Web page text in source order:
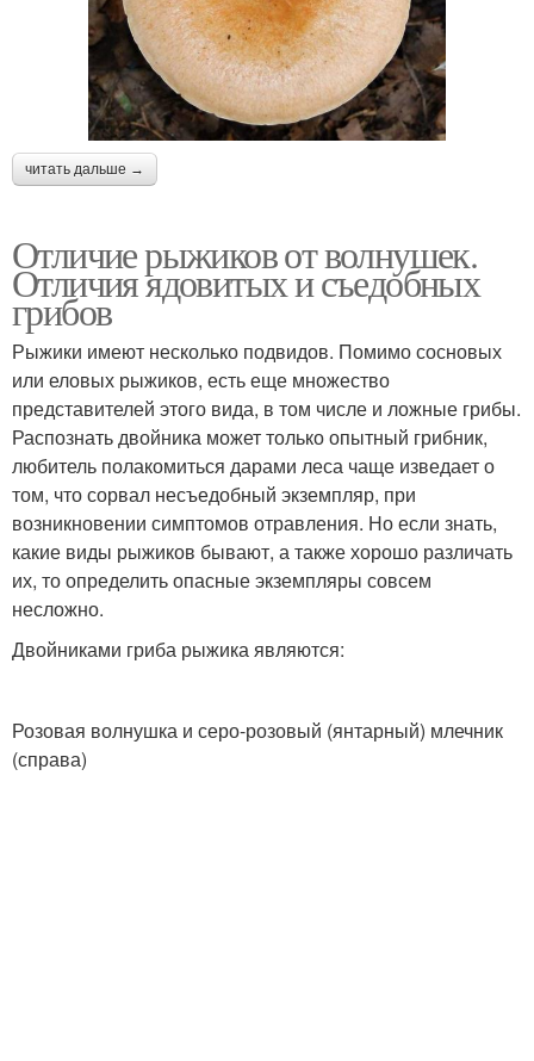
читать дальше →
Отличие рыжиков от волнушек.
Отличия ядовитых и съедобных
грибов
Рыжики имеют несколько подвидов. Помимо сосновых
или еловых рыжиков, есть еще множество
представителей этого вида, в том числе и ложные грибы.
Распознать двойника может только опытный грибник,
любитель полакомиться дарами леса чаще изведает о
том, что сорвал несъедобный экземпляр, при
возникновении симптомов отравления. Но если знать,
какие виды рыжиков бывают, а также хорошо различать
их, то определить опасные экземпляры совсем
несложно.
Двойниками гриба рыжика являются:
Розовая волнушка и серо-розовый (янтарный) млечник
(справа)